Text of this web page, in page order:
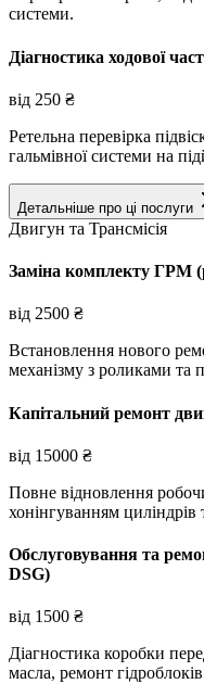
системи.
Діагностика ходової
від 250 ₴
Ретельна перевірка
гальмівної системи на
Детальніше про ці послуги
Двигун та Трансмісія
Заміна комплекту ГРМ
від 2500 ₴
Встановлення нового
механізму з роликами та
Капітальний ремонт
від 15000 ₴
Повне відновлення
хонінгуванням
Обслуговування та
DSG)
від 1500 ₴
Діагностика коробки
масла, ремонт